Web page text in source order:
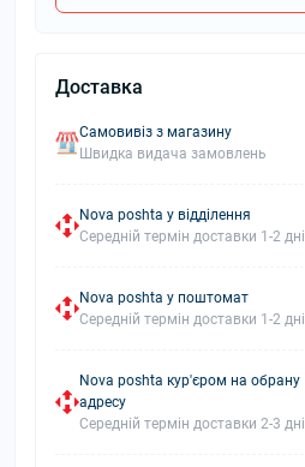
Доставка
Самовивіз з магазину
Швидка видача замовлень
Nova poshta у відділення
Середній термін доставки 1-2 дні
Nova poshta у поштомат
Середній термін доставки 1-2 дні
Nova poshta кур'єром на обрану
адресу
Середній термін доставки 2-3 дні